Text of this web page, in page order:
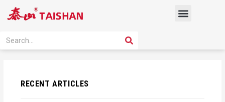
Menu
Search SEARCH
RECENT ARTICLES